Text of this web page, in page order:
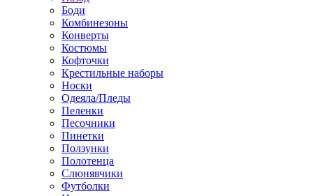
Боди
Комбинезоны
Конверты
Костюмы
Кофточки
Крестильные наборы
Носки
Одеяла/Пледы
Пеленки
Песочники
Пинетки
Ползунки
Полотенца
Слюнявчики
Футболки